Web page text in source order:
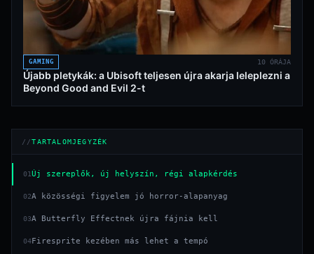
GAMING 10 ÓRÁJA
Újabb pletykák: a Ubisoft teljesen újra akarja leleplezni a
Beyond Good and Evil 2-t
TARTALOMJEGYZÉK
01Új szereplők, új helyszín, régi alapkérdés
02A közösségi figyelem jó horror-alapanyag
03A Butterfly Effectnek újra fájnia kell
04Firesprite kezében más lehet a tempó